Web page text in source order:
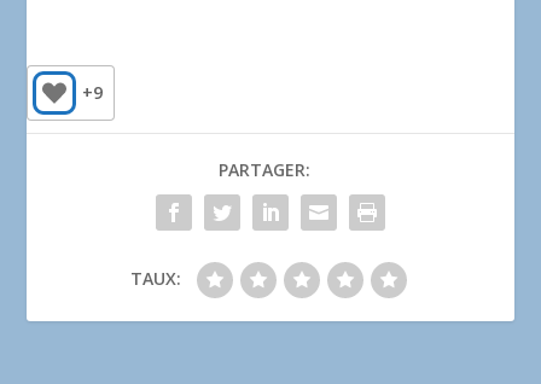
+9
PARTAGER:
TAUX: